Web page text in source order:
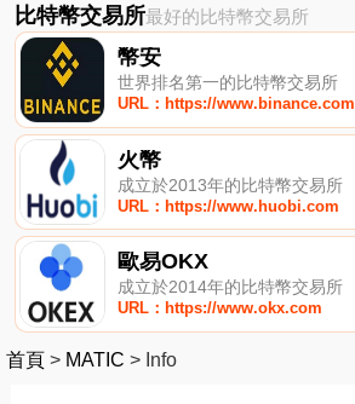
比特幣交易所最好的比特幣交易所
幣安
世界排名第一的比特幣交易所
URL：https://www.binance.com
火幣
成立於2013年的比特幣交易所
URL：https://www.huobi.com
歐易OKX
成立於2014年的比特幣交易所
URL：https://www.okx.com
首頁 > MATIC > Info